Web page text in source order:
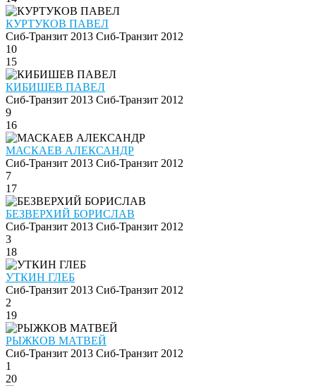
КУРТУКОВ ПАВЕЛ
Сиб-Транзит 2013 Сиб-Транзит 2012
10
15
КИБИШЕВ ПАВЕЛ
Сиб-Транзит 2013 Сиб-Транзит 2012
9
16
МАСКАЕВ АЛЕКСАНДР
Сиб-Транзит 2013 Сиб-Транзит 2012
7
17
БЕЗВЕРХИЙ БОРИСЛАВ
Сиб-Транзит 2013 Сиб-Транзит 2012
3
18
УТКИН ГЛЕБ
Сиб-Транзит 2013 Сиб-Транзит 2012
2
19
РЫЖКОВ МАТВЕЙ
Сиб-Транзит 2013 Сиб-Транзит 2012
1
20